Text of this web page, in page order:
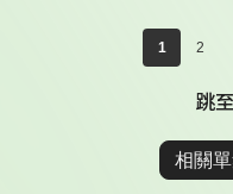
1 2
跳
相關